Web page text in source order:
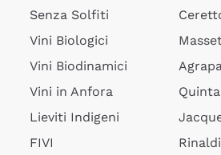
Senza Solfiti
Vini Biologici
Vini Biodinamici
Vini in Anfora
Lieviti Indigeni
FIVI
Rinaldi